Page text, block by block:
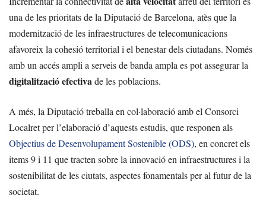
una de les prioritats de la Diputació de Barcelona, atès que la
modernització de les infraestructures de telecomunicacions
afavoreix la cohesió territorial i el benestar dels ciutadans. Només
amb un accés ampli a serveis de banda ampla es pot assegurar la
digitalització efectivade les poblacions.
A més, la Diputació treballa en col·laboració amb el Consorci
Localret per l’elaboració d’aquests estudis, que responen als
Objectius de Desenvolupament Sostenible (ODS), en concret els
items 9 i 11 que tracten sobre la innovació en infraestructures i la
sostenibilitat de les ciutats, aspectes fonamentals per al futur de la
societat.